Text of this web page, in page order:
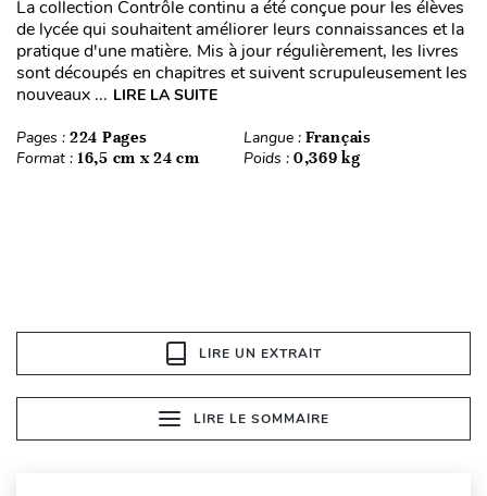
La collection Contrôle continu a été conçue pour les élèves
de lycée qui souhaitent améliorer leurs connaissances et la
pratique d'une matière. Mis à jour régulièrement, les livres
sont découpés en chapitres et suivent scrupuleusement les
nouveaux ... LIRE LA SUITE
Pages : 224 Pages Langue : Français
Format : 16,5 cm x 24 cm Poids : 0,369 kg
LIRE UN EXTRAIT
LIRE LE SOMMAIRE